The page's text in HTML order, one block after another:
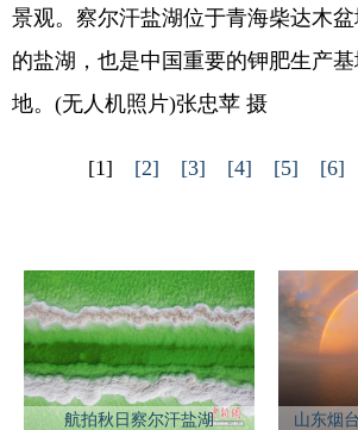
景观。察尔汗盐湖位于青海柴达木
的盐湖，也是中国重要的钾肥生产
地。(无人机照片)张忠苹 摄
[1] [2] [3] [4] [5] [6]
航拍秋日察尔汗盐湖 山东烟